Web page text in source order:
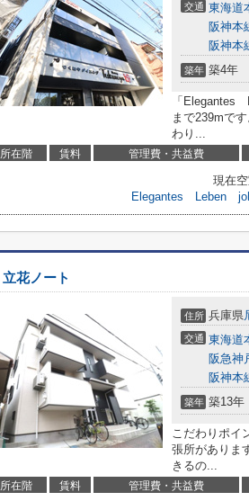
交通 東海道
阪神本
阪神本
築年 築4年
「Elegantes
まで239mで
わり...
所在階 賃料 管理費・共益費
現在
Elegantes Leben
立花ノート
住所 兵庫県
交通 東海道
阪急神
阪神本
築年 築13年
こだわりポイ
張所がありま
きるの...
所在階 賃料 管理費・共益費